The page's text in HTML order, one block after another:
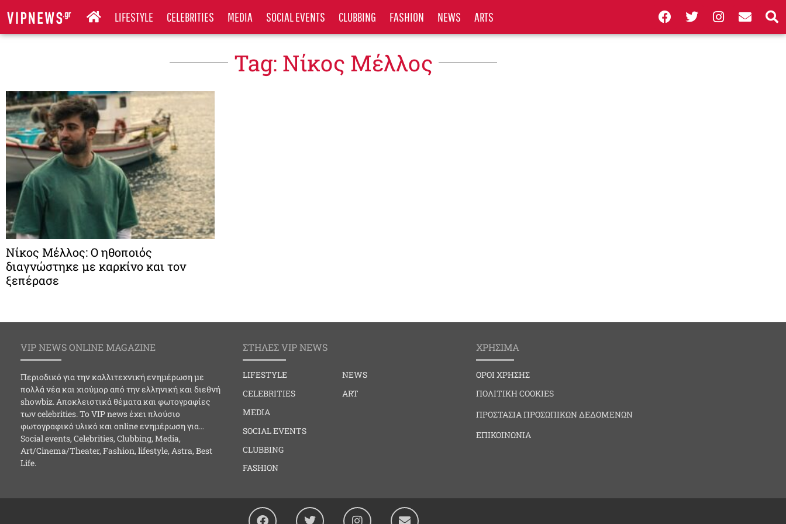
LIFESTYLE CELEBRITIES MEDIA SOCIAL EVENTS CLUBBING FASHION NEWS ARTS
Tag: Νίκος Μέλλος
Νίκος Μέλλος: Ο ηθοποιός
διαγνώστηκε με καρκίνο και τον
ξεπέρασε
VIP NEWS ONLINE MAGAZINE
Περιοδικό για την καλλιτεχνική ενημέρωση με
πολλά νέα και χιούμορ από την ελληνική και διεθνή
showbiz. Αποκλειστικά θέματα και φωτογραφίες
των celebrities. Το VIP news έχει πλούσιο
φωτογραφικό υλικό και online ενημέρωση για…
Social events, Celebrities, Clubbing, Media,
Art/Cinema/Theater, Fashion, lifestyle, Astra, Best
Life.
ΣΤΗΛΕΣ VIP NEWS
LIFESTYLE
CELEBRITIES
MEDIA
SOCIAL EVENTS
CLUBBING
FASHION
NEWS
ART
ΧΡΗΣΙΜΑ
ΟΡΟΙ ΧΡΗΣΗΣ
ΠΟΛΙΤΙΚΗ COOKIES
ΠΡΟΣΤΑΣΙΑ ΠΡΟΣΩΠΙΚΩΝ ΔΕΔΟΜΕΝΩΝ
ΕΠΙΚΟΙΝΩΝΙΑ